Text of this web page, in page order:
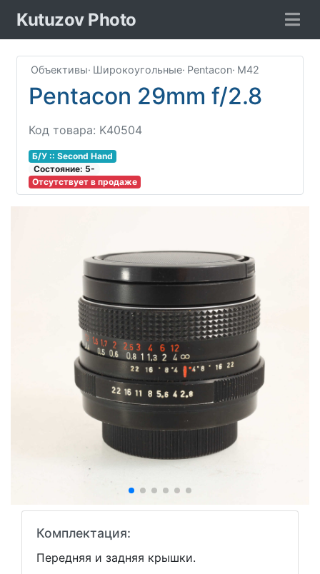
Kutuzov Photo
Объективы· Широкоугольные· Pentacon· M42
Pentacon 29mm f/2.8
Код товара: K40504
Б/У :: Second Hand
Соcтояние: 5-
Отсутствует в продаже
Комплектация:
Передняя и задняя крышки.